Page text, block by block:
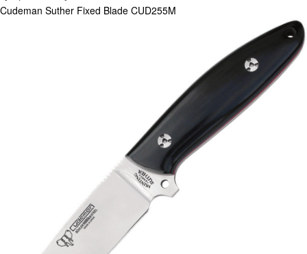
Cudeman Suther Fixed Blade CUD255M